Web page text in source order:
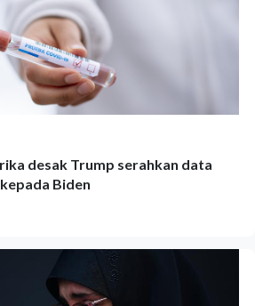
desak Trump serahkan data
Biden